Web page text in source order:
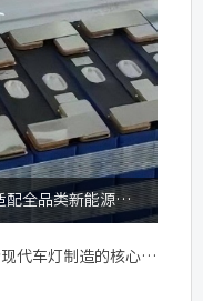
锂电池激光焊接机型号怎么选？适配全品类新能源锂电加工
灯制造的核心配置？